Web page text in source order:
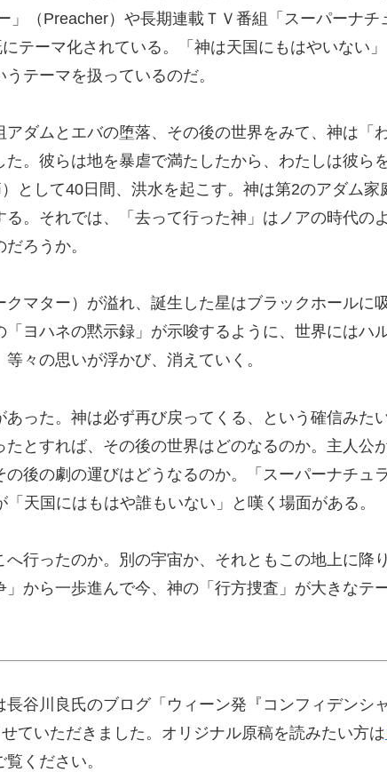
」（Preacher）や長期連載ＴＶ番組「スーパーナチ
にテーマ化されている。「神は天国にもはやいない
テーマを扱っているのだ。
ダムとエバの堕落、その後の世界をみて、神は「
。彼らは地を暴虐で満たしたから、わたしは彼ら
として40日間、洪水を起こす。神は第2のアダム家
る。それでは、「去って行った神」はノアの時代の
ろうか。
マター）が溢れ、誕生した星はブラックホールに
「ヨハネの黙示録」が示唆するように、世界にはハ
々の思いが浮かび、消えていく。
った。神は必ず再び戻ってくる、という確信みた
たとすれば、その後の世界はどのなるのか。主人公
の後の劇の運びはどうなるのか。「スーパーナチュ
天国にはもはや誰もいない」と嘆く場面がある。
へ行ったのか。別の宇宙か、それともこの地上に降
」から一歩進んで今、神の「行方捜査」が大きなテ
谷川良氏のブログ「ウィーン発『コンフィデンシ
ていただきました。オリジナル原稿を読みたい方は
覧ください。